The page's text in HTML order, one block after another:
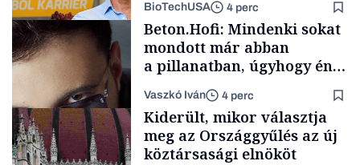
Energia
Content Lab HUB
BioTechUSA 4 perc
Beton.Hofi: Mindenki sokat
mondott már abban
a pillanatban, úgyhogy én
a legsarkosabb
gondolataimat akartam
kimondani
Vaszkó Iván 4 perc
Kiderült, mikor választja
meg az Országgyűlés az új
köztársasági elnököt